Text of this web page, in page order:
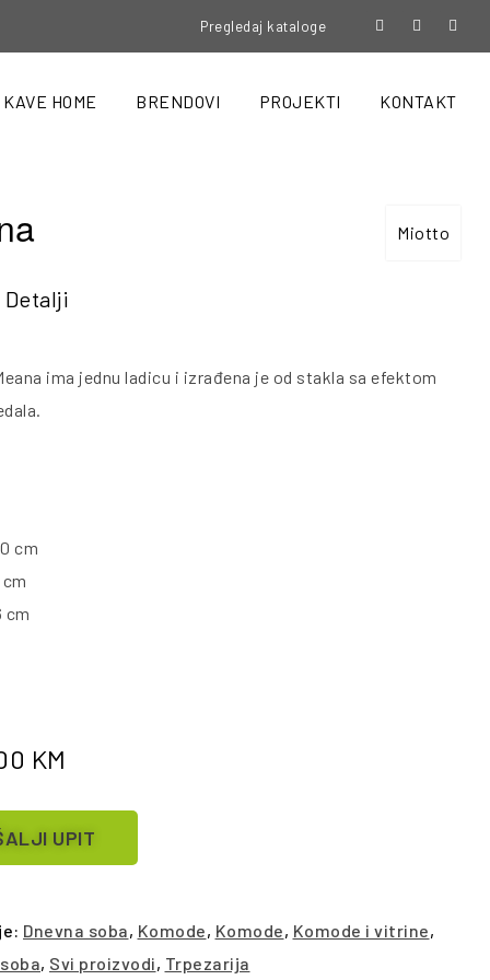
Pregledaj kataloge
KAVE HOME BRENDOVI PROJEKTI KONTAKT
Miotto
Detalji
ima jednu ladicu i izrađena je od stakla sa efektom
cm
cm
KM
UPIT
Dnevna soba, Komode, Komode, Komode i vitrine,
, Svi proizvodi, Trpezarija